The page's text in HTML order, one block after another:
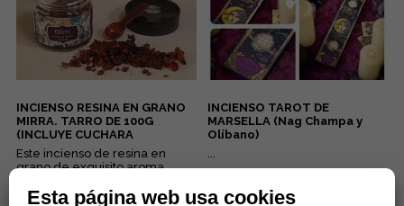
INCIENSO RESINA EN GRANO
MIRRA. TARRO DE 100G
(INCLUYE CUCHARA
MEDIDORA)
Este incienso de resina en
grano de exquisito aroma
de 100 gr. que incluye, para ...
4,32 €
INCIENSO TAROT DE
MARSELLA (Nag Champa y
Olíbano)
5,37 €
Esta página web usa cookies